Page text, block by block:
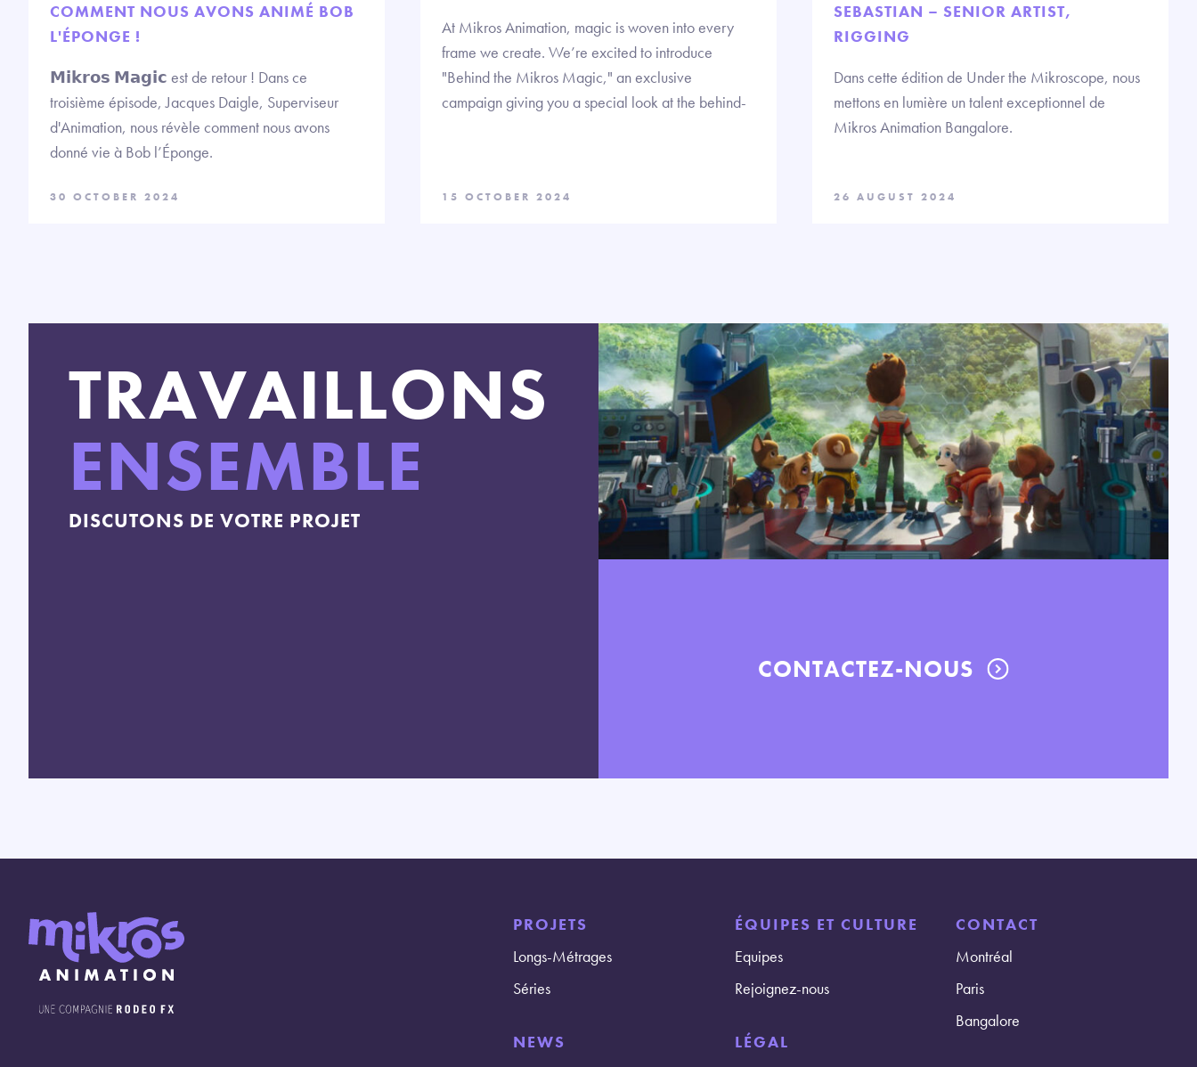
COMMENT NOUS AVONS ANIMÉ BOB
L'ÉPONGE !
𝗠𝗶𝗸𝗿𝗼𝘀 𝗠𝗮𝗴𝗶𝗰 est de retour ! Dans ce
troisième épisode, Jacques Daigle, Superviseur
d'Animation, nous révèle comment nous avons
donné vie à Bob l’Éponge.
30 OCTOBER 2024
At Mikros Animation, magic is woven into every
frame we create. We’re excited to introduce
"Behind the Mikros Magic," an exclusive
campaign giving you a special look at the behind-
15 OCTOBER 2024
SEBASTIAN – SENIOR ARTIST,
RIGGING
Dans cette édition de Under the Mikroscope, nous
mettons en lumière un talent exceptionnel de
Mikros Animation Bangalore.
26 AUGUST 2024
TRAVAILLONS
ENSEMBLE
DISCUTONS DE VOTRE PROJET
CONTACTEZ-NOUS
PROJETS
Longs-Métrages
Séries
NEWS
ÉQUIPES ET CULTURE
Equipes
Rejoignez-nous
LÉGAL
CONTACT
Montréal
Paris
Bangalore